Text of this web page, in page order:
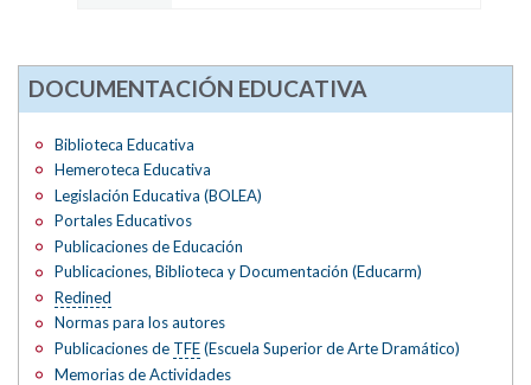
DOCUMENTACIÓN EDUCATIVA
Biblioteca Educativa
Hemeroteca Educativa
Legislación Educativa (BOLEA)
Portales Educativos
Publicaciones de Educación
Publicaciones, Biblioteca y Documentación (Educarm)
Redined
Normas para los autores
Publicaciones de TFE(Escuela Superior de Arte Dramático)
Memorias de Actividades